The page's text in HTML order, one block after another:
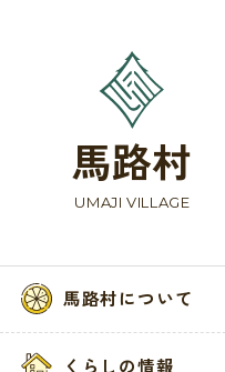
馬路村
UMAJI VILLAGE
馬路村について
くらしの情報